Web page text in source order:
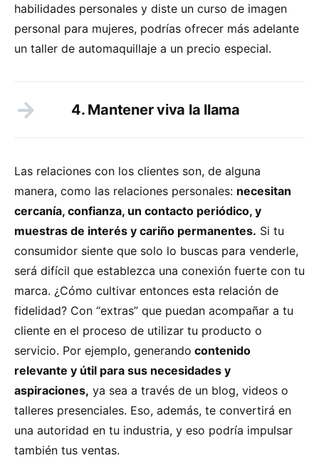
habilidades personales y diste un curso de imagen
personal para mujeres, podrías ofrecer más adelante
un taller de automaquillaje a un precio especial.
4. Mantener viva la llama
Las relaciones con los clientes son, de alguna
manera, como las relaciones personales: necesitan
cercanía, confianza, un contacto periódico, y
muestras de interés y cariño permanentes. Si tu
consumidor siente que solo lo buscas para venderle,
será difícil que establezca una conexión fuerte con tu
marca. ¿Cómo cultivar entonces esta relación de
fidelidad? Con “extras” que puedan acompañar a tu
cliente en el proceso de utilizar tu producto o
servicio. Por ejemplo, generando contenido
relevante y útil para sus necesidades y
aspiraciones, ya sea a través de un blog, videos o
talleres presenciales. Eso, además, te convertirá en
una autoridad en tu industria, y eso podría impulsar
también tus ventas.